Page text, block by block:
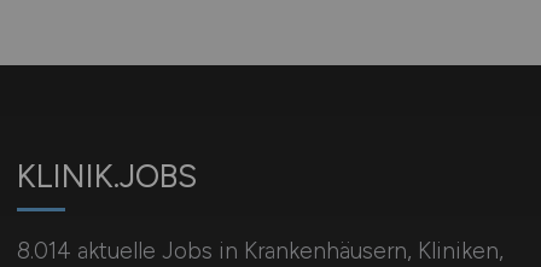
KLINIK.JOBS
8.014 aktuelle Jobs in Krankenhäusern, Kliniken,